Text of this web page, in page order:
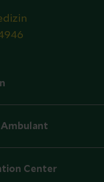
Ambulant
Center